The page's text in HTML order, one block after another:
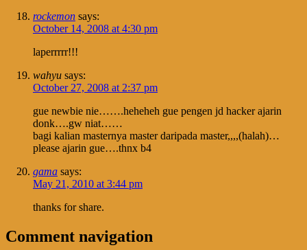
rockemon says:
October 14, 2008 at 4:30 pm
laperrrrr!!!
wahyu says:
October 27, 2008 at 2:37 pm
gue newbie nie…….heheheh gue pengen jd hacker ajarin
donk….gw niat……
bagi kalian masternya master daripada master,,,,(halah)…
please ajarin gue….thnx b4
gama says:
May 21, 2010 at 3:44 pm
thanks for share.
Comment navigation